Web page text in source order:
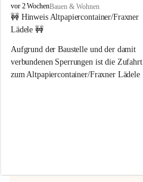
F
r
a
e
r
n
vor 2 WochenBauen & Wohnen
🚧 Hinweis Altpapiercontainer/Fraxner
Lädele 🚧
Aufgrund der Baustelle und der damit
verbundenen Sperrungen ist die Zufahrt
zum Altpapiercontainer/Fraxner Lädele
Hilfsbereitschaft!